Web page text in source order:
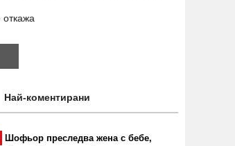
Най-коментирани
Шофьор преследва жена с бебе,